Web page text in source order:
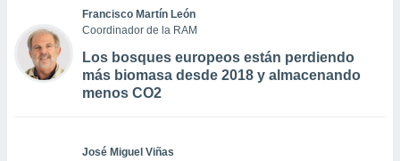
Francisco Martín León
Coordinador de la RAM
Los bosques europeos están perdiendo
más biomasa desde 2018 y almacenando
menos CO2
José Miguel Viñas